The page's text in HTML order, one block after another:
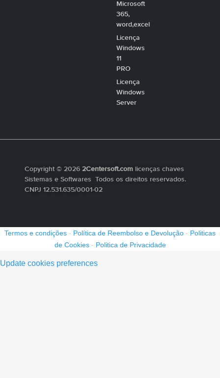
Microsoft
365,
word,excel
Licença
Windows
11
PRO
Licença
Windows
Server
Copyright © 2026 2Centersoft.com licenças chaves
Sistemas e Softwares Todos os direitos reservados.
CNPJ 12.531.635/0001-02
Termos e condições - Política de Reembolso e Devolução - Politicas
de Cookies- Politica de Privacidade
Update cookies preferences